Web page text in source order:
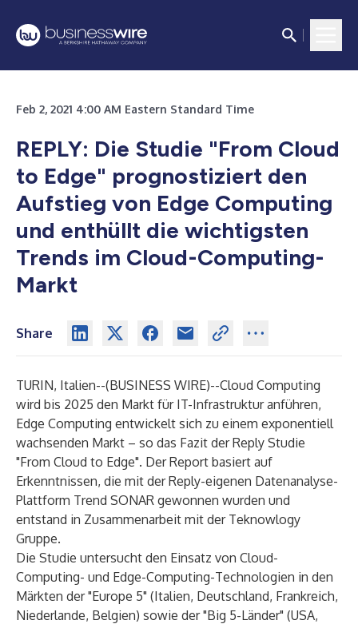
Feb 2, 2021 4:00 AM Eastern Standard Time
REPLY: Die Studie "From Cloud
to Edge" prognostiziert den
Aufstieg von Edge Computing
und enthüllt die wichtigsten
Trends im Cloud-Computing-
Markt
Share
TURIN, Italien--(BUSINESS WIRE)--Cloud Computing
wird bis 2025 den Markt für IT-Infrastruktur anführen,
Edge Computing entwickelt sich zu einem exponentiell
wachsenden Markt – so das Fazit der Reply Studie
"From Cloud to Edge". Der Report basiert auf
Erkenntnissen, die mit der Reply-eigenen Datenanalyse-
Plattform Trend SONAR gewonnen wurden und
entstand in Zusammenarbeit mit der Teknowlogy
Gruppe.
Die Studie untersucht den Einsatz von Cloud-
Computing- und Edge-Computing-Technologien in den
Märkten der "Europe 5" (Italien, Deutschland, Frankreich,
Niederlande, Belgien) sowie der "Big 5-Länder" (USA,